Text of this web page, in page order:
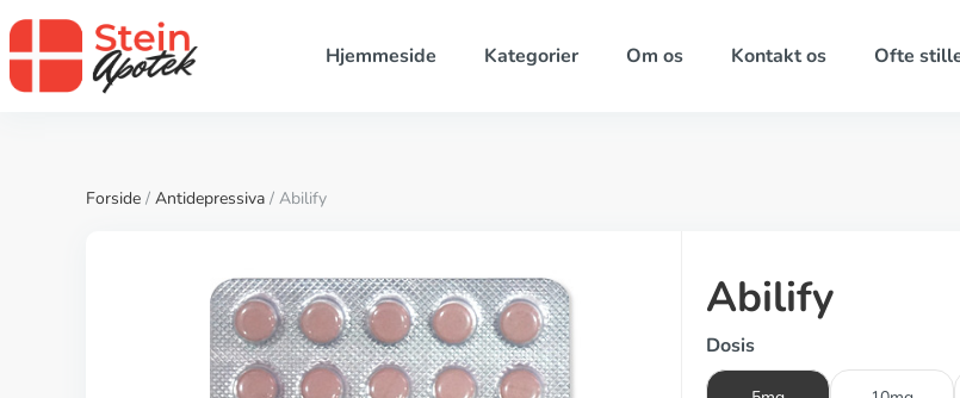
Hjemmeside Kategorier Om os Kontakt os Ofte
Forside / Antidepressiva / Abilify
Abilify
Dosis